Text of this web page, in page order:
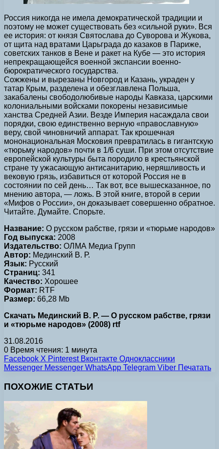
Россия никогда не имела демократической традиции и
поэтому не может существовать без «сильной руки». Вся
ее история: от князя Святослава до Суворова и Жукова,
от щита над вратами Царьграда до казаков в Париже,
советских танков в Вене и ракет на Кубе — это история
непрекращающейся военной экспансии военно-
бюрократического государства.
Сожжены и вырезаны Новгород и Казань, украден у
татар Крым, разделена и обезглавлена Польша,
закабалены свободолюбивые народы Кавказа, царскими
колониальными войсками покорены независимые
ханства Средней Азии. Везде Империя насаждала свои
порядки, свою единственно верную «православную»
веру, свой чиновничий аппарат. Так крошечная
мононациональная Московия превратилась в гигантскую
«тюрьму народов» почти в 1/6 суши. При этом отсутствие
европейской культуры быта породило в крестьянской
стране ту ужасающую антисанитарию, неряшливость и
вековую грязь, избавиться от которой Россия не в
состоянии по сей день… Так вот, все вышесказанное, по
мнению автора, — ложь. В этой книге, второй в серии
«Мифов о России», он доказывает совершенно обратное.
Читайте. Думайте. Спорьте.
Название: О русском рабстве, грязи и «тюрьме народов»
Год выпуска: 2008
Издательство: ОЛМА Медиа Групп
Автор: Мединский В. Р.
Язык: Русский
Страниц: 341
Качество: Хорошее
Формат: RTF
Размер: 66,28 Mb
Скачать Мединский В. Р. — О русском рабстве, грязи
и «тюрьме народов» (2008) rtf
31.08.2016
0 Время чтения: 1 минута
Facebook X Pinterest Вконтакте Одноклассники
Messenger Messenger WhatsApp Telegram Viber Печатать
ПОХОЖИЕ СТАТЬИ